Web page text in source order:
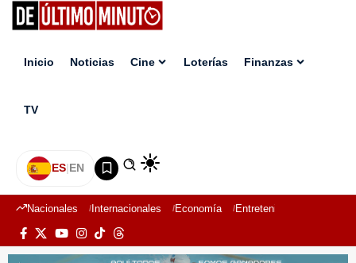
Inicio Noticias Cine Loterías Finanzas
TV
ES|EN
Nacionales Internacionales Economía Entretenimiento